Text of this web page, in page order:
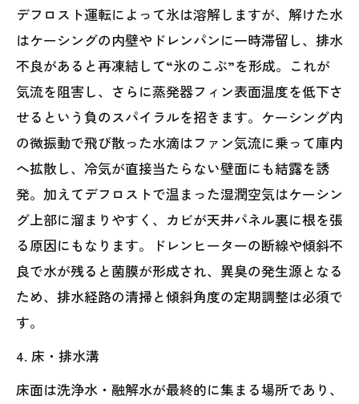
デフロスト運転によって氷は溶解しますが、解けた水
はケーシングの内壁やドレンパンに一時滞留し、排水
不良があると再凍結して“氷のこぶ”を形成。これが
気流を阻害し、さらに蒸発器フィン表面温度を低下さ
せるという負のスパイラルを招きます。ケーシング内
の微振動で飛び散った水滴はファン気流に乗って庫内
へ拡散し、冷気が直接当たらない壁面にも結露を誘
発。加えてデフロストで温まった湿潤空気はケーシン
グ上部に溜まりやすく、カビが天井パネル裏に根を張
る原因にもなります。ドレンヒーターの断線や傾斜不
良で水が残ると菌膜が形成され、異臭の発生源となる
ため、排水経路の清掃と傾斜角度の定期調整は必須で
す。
4. 床・排水溝
床面は洗浄水・融解水が最終的に集まる場所であり、